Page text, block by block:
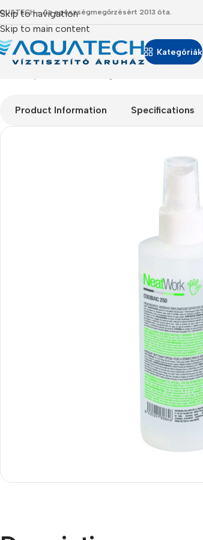
Skip to navigation
Skip to main content
- Az egészségmegőrzésért 2013 óta.
Kategóriák
Apple
Product Information Specifications